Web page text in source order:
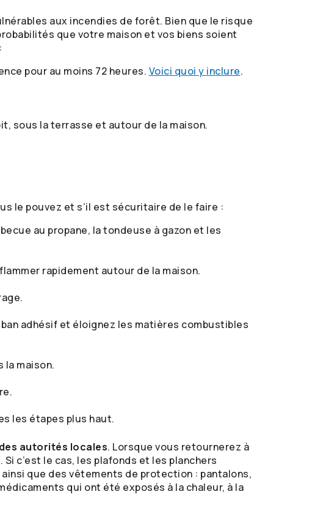
aux incendies de forêt. Bien que le risque
que votre maison et vos biens soient
pour au moins 72 heures. Voici quoi y inclure.
sous la terrasse et autour de la maison.
le pouvez et s’il est sécuritaire de le faire :
au propane, la tondeuse à gazon et les
rapidement autour de la maison.
adhésif et éloignez les matières combustibles
la maison.
les étapes plus haut.
autorités locales. Lorsque vous retournerez à
c’est le cas, les plafonds et les planchers
que des vêtements de protection : pantalons,
qui ont été exposés à la chaleur, à la